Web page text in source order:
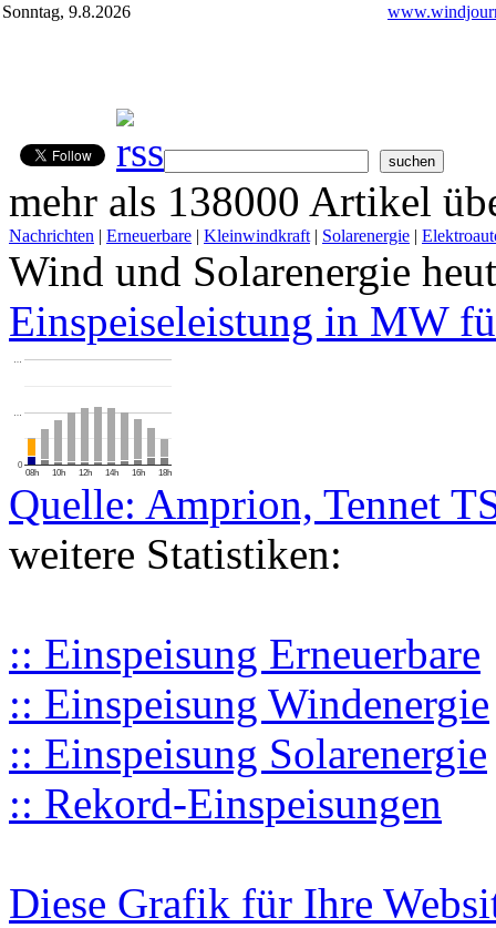
Sonntag, 9.8.2026
mehr als 138000 Artikel
Nachrichten | Erneuerbare | Kleinwindkraft | Solarenergie |
Wind und Solarenergie
Einspeiseleistung in MW
08h 10h 12h 14h 16h 18h
0
…
…
Quelle: Amprion, Tennet
weitere Statistiken:
:: Einspeisung Erneuerbare
:: Einspeisung Windenergie
:: Einspeisung Solarenergie
:: Rekord-Einspeisungen
Diese Grafik für Ihre